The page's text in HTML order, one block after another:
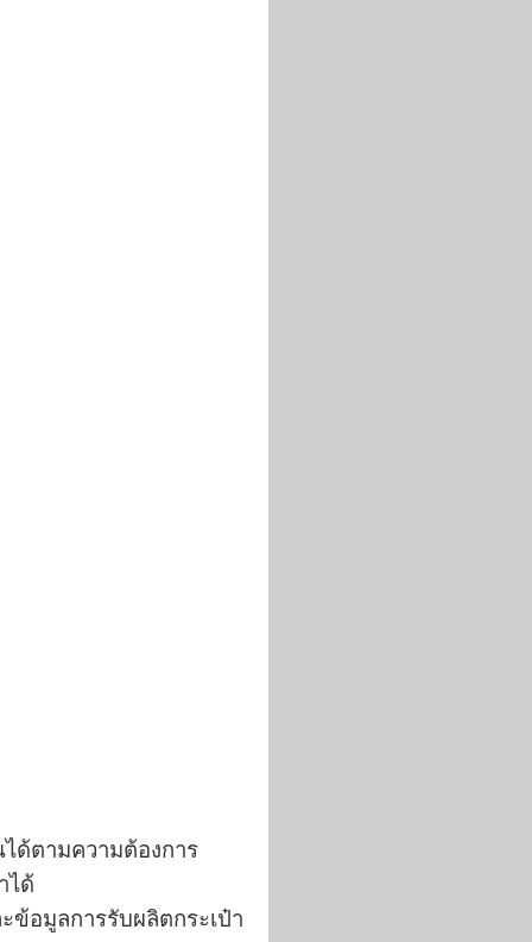
ด้ตามความต้องการ
ได้
ข้อมูลการรับผลิตกระเป๋า